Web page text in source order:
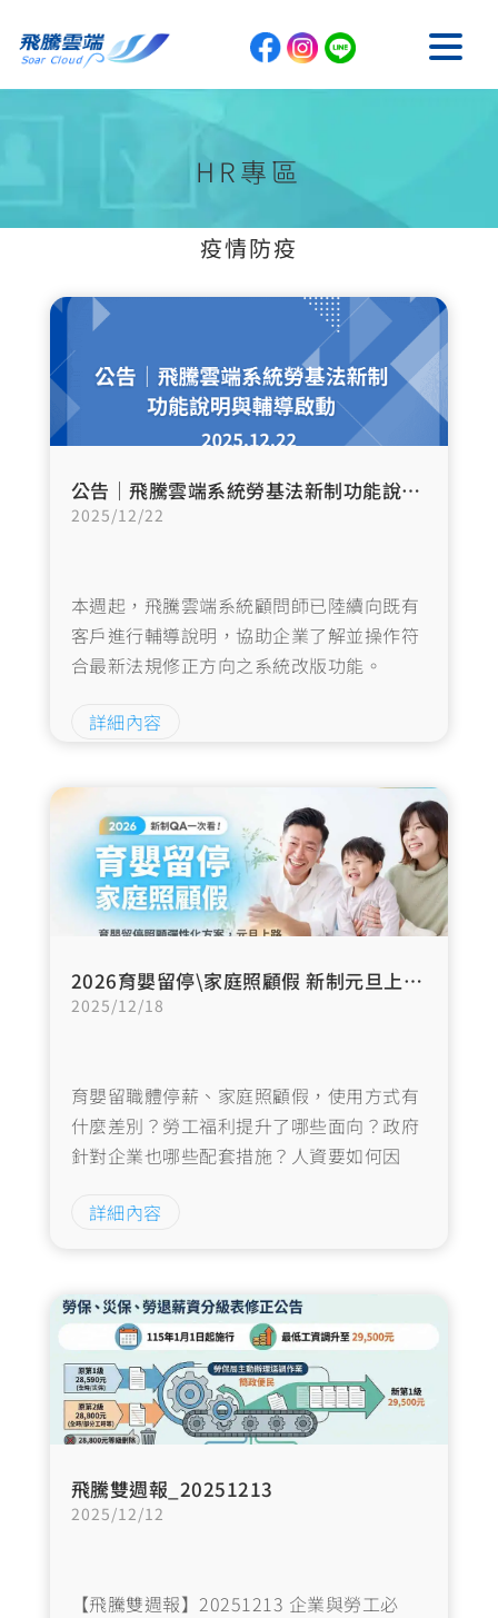
HR專區
疫情防疫
公告｜飛騰雲端系統勞基法新制功能說明與輔導啟動
2025/12/22
本週起，飛騰雲端系統顧問師已陸續向既有
客戶進行輔導說明，協助企業了解並操作符
合最新法規修正方向之系統改版功能。
詳細內容
2026育嬰留停\家庭照顧假 新制元旦上路！彈性化方案更人性
2025/12/18
育嬰留職體停薪、家庭照顧假，使用方式有
什麼差別？勞工福利提升了哪些面向？政府
針對企業也哪些配套措施？人資要如何因
職停薪最多2年，2年期間有30天能以「單
位..
詳細內容
飛騰雙週報_20251213
2025/12/12
【飛騰雙週報】20251213 企業與勞工必